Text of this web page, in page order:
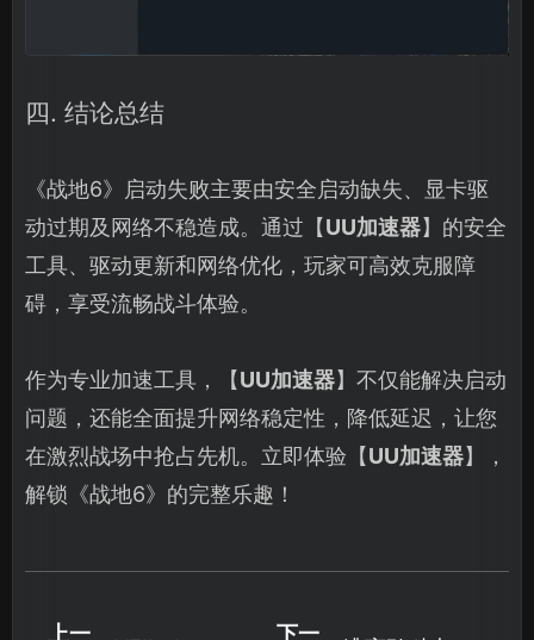
四. 结论总结
《战地6》启动失败主要由安全启动缺失、显卡驱
动过期及网络不稳造成。通过【UU加速器】的安全
工具、驱动更新和网络优化，玩家可高效克服障
碍，享受流畅战斗体验。
作为专业加速工具，【UU加速器】不仅能解决启动
问题，还能全面提升网络稳定性，降低延迟，让您
在激烈战场中抢占先机。立即体验【UU加速器】，
解锁《战地6》的完整乐趣！
上一 下一